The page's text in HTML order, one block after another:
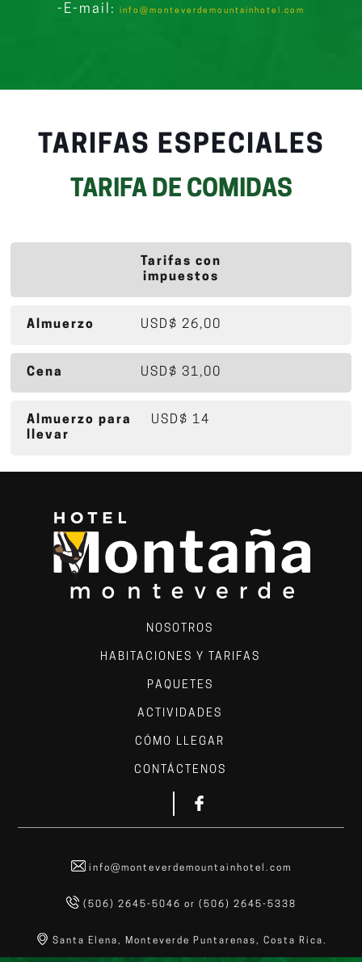
-E-mail: info@monteverdemountainhotel.com
TARIFAS ESPECIALES
TARIFA DE COMIDAS
Tarifas con
impuestos
Almuerzo USD$ 26,00
Cena USD$ 31,00
Almuerzo para
llevar
USD$ 14
NOSOTROS
HABITACIONES Y TARIFAS
PAQUETES
ACTIVIDADES
CÓMO LLEGAR
CONTÁCTENOS
info@monteverdemountainhotel.com
(506) 2645-5046 or (506) 2645-5338
Santa Elena, Monteverde Puntarenas, Costa Rica.